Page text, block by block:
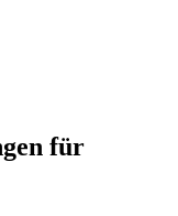
für